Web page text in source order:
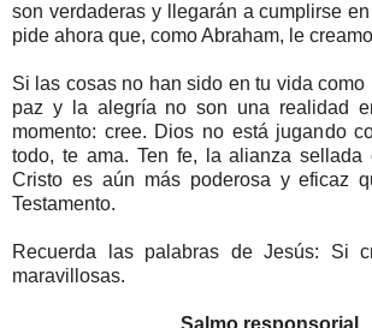
son verdaderas y llegarán a cumplirse
pide ahora que, como Abraham, le
Si las cosas no han sido en tu vida como
paz y la alegría no son una realidad
momento: cree. Dios no está jugando
todo, te ama. Ten fe, la alianza
Cristo es aún más poderosa y eficaz
Testamento.
Recuerda las palabras de Jesús: Si
maravillosas.
Salmo responsorial